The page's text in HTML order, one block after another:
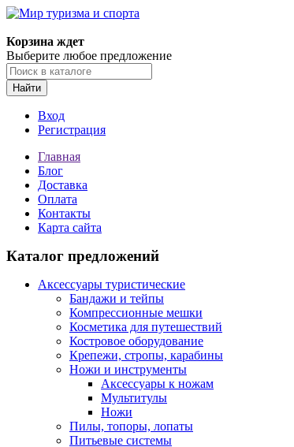
Корзина ждет
Выберите любое предложение
Найти
Вход
Регистрация
Главная
Блог
Доставка
Оплата
Контакты
Карта сайта
Каталог предложений
Аксессуары туристические
Бандажи и тейпы
Компрессионные мешки
Косметика для путешествий
Костровое оборудование
Крепежи, стропы, карабины
Ножи и инструменты
Аксессуары к ножам
Мультитулы
Ножи
Пилы, топоры, лопаты
Питьевые системы